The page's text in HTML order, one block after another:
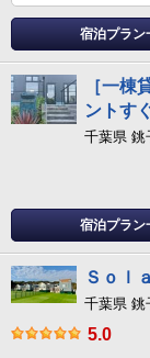
宿泊プラン
［一
ントす
千葉県 銚
宿泊プラン
Ｓｏｌ
千葉県 銚
5.0